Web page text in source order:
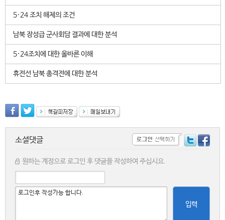
5·24 조치 해제의 조건
남북 장성급 군사회담 결과에 대한 분석
5·24조치에 대한 올바른 이해
휴전선 남북 총격전에 대한 분석
소셜댓글
원하는 계정으로 로그인 후 댓글을 작성하여 주십시요.
입력